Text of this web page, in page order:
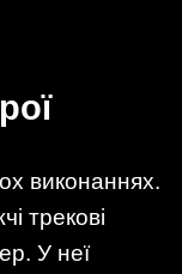
виконаннях.
трекові
У неї